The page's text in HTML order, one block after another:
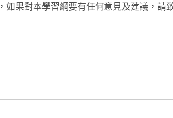
果對本學習綱要有任何意見及建議，請